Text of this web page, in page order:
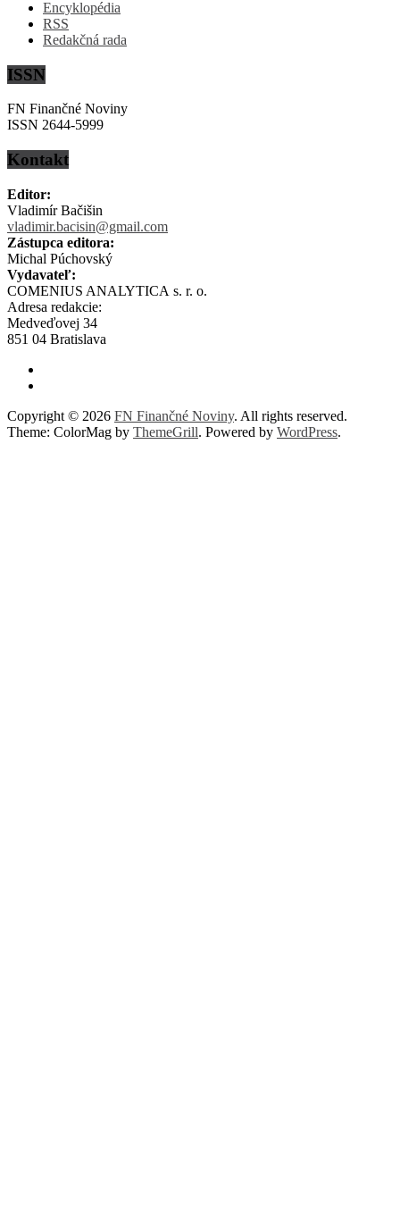
Encyklopédia
RSS
Redakčná rada
ISSN
FN Finančné Noviny
ISSN 2644-5999
Kontakt
Editor:
Vladimír Bačišin
vladimir.bacisin@gmail.com
Zástupca editora:
Michal Púchovský
Vydavateľ:
COMENIUS ANALYTICA s. r. o.
Adresa redakcie:
Medveďovej 34
851 04 Bratislava
Copyright © 2026 FN Finančné Noviny. All rights reserved.
Theme: ColorMag by ThemeGrill. Powered by WordPress.